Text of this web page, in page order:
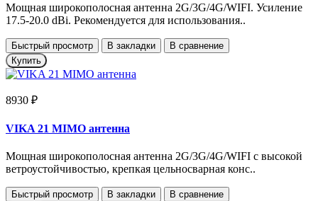
Мощная широкополосная антенна 2G/3G/4G/WIFI. Усиление
17.5-20.0 dBi. Рекомендуется для использования..
Быстрый просмотр В закладки
В сравнение
Купить
8930 ₽
VIKA 21 MIMO антенна
Мощная широкополосная антенна 2G/3G/4G/WIFI с высокой
ветроустойчивостью, крепкая цельносварная конс..
Быстрый просмотр В закладки
В сравнение